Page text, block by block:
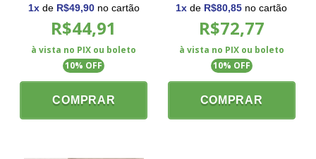
1xde R$49,90no cartão
R$44,91
à vista no PIX ou boleto
10% OFF
COMPRAR
1x de R$80,85 no cartão
R$72,77
à vista no PIX ou boleto
10% OFF
COMPRAR